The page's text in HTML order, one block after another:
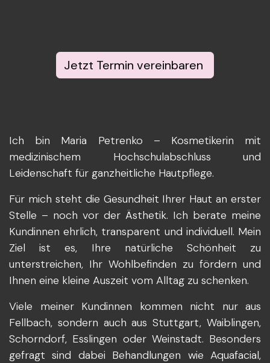
Jetzt Termin vereinbaren
Ich bin Maria Petrenko – Kosmetikerin mit
medizinischem Hochschulabschluss und
Leidenschaft für ganzheitliche Hautpflege.
Für mich steht die Gesundheit Ihrer Haut an erster
Stelle – noch vor der Ästhetik. Ich berate meine
Kundinnen ehrlich, transparent und individuell. Mein
Ziel ist es, Ihre natürliche Schönheit zu
unterstreichen, Ihr Wohlbefinden zu fördern und
Ihnen eine kleine Auszeit vom Alltag zu schenken.
Viele meiner Kundinnen kommen nicht nur aus
Fellbach, sondern auch aus Stuttgart, Waiblingen,
Schorndorf, Esslingen oder Weinstadt. Besonders
gefragt sind dabei Behandlungen wie Aquafacial,